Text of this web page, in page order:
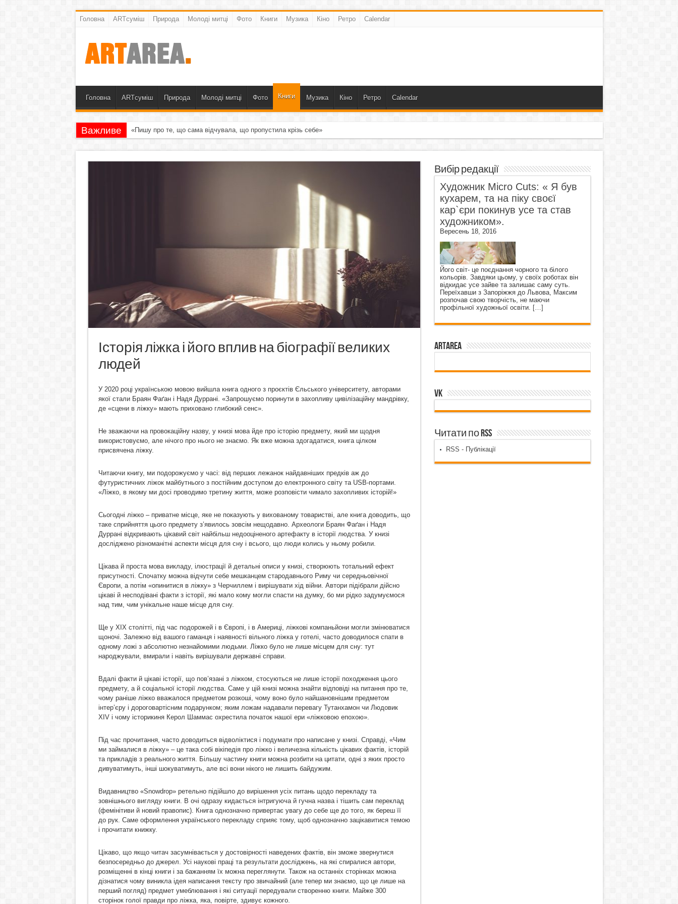
Головна ARTсуміш Природа Молоді митці Фото Книги Музика Кіно Ретро Calendar
Головна ARTсуміш Природа Молоді митці Фото Книги Музика Кіно Ретро Calendar
Важливе «Пишу про те, що сама відчувала, що пропустила крізь себе»
Історія ліжка і його вплив на біографії великих
людей
У 2020 році українською мовою вийшла книга одного з проєктів Єльського університету, авторами
якої стали Браян Фаґан і Надя Дуррані. «Запрошуємо поринути в захопливу цивілізаційну мандрівку,
де «сцени в ліжку» мають приховано глибокий сенс».
Не зважаючи на провокаційну назву, у книзі мова йде про історію предмету, який ми щодня
використовуємо, але нічого про нього не знаємо. Як вже можна здогадатися, книга цілком
присвячена ліжку.
Читаючи книгу, ми подорожуємо у часі: від перших лежанок найдавніших предків аж до
футуристичних ліжок майбутнього з постійним доступом до електронного світу та USB-портами.
«Ліжко, в якому ми досі проводимо третину життя, може розповісти чимало захопливих історій!»
Сьогодні ліжко – приватне місце, яке не показують у вихованому товаристві, але книга доводить, що
таке сприйняття цього предмету з’явилось зовсім нещодавно. Археологи Браян Фаґан і Надя
Дуррані відкривають цікавий світ найбільш недооціненого артефакту в історії людства. У книзі
досліджено різноманітні аспекти місця для сну і всього, що люди колись у ньому робили.
Цікава й проста мова викладу, ілюстрації й детальні описи у книзі, створюють тотальний ефект
присутності. Спочатку можна відчути себе мешканцем стародавнього Риму чи середньовічної
Європи, а потім «опинитися в ліжку» з Черчиллем і вирішувати хід війни. Автори підібрали дійсно
цікаві й несподівані факти з історії, які мало кому могли спасти на думку, бо ми рідко задумуємося
над тим, чим унікальне наше місце для сну.
Ще у XIX столітті, під час подорожей і в Європі, і в Америці, ліжкові компаньйони могли змінюватися
щоночі. Залежно від вашого гаманця і наявності вільного ліжка у готелі, часто доводилося спати в
одному ложі з абсолютно незнайомими людьми. Ліжко було не лише місцем для сну: тут
народжували, вмирали і навіть вирішували державні справи.
Вдалі факти й цікаві історії, що пов’язані з ліжком, стосуються не лише історії походження цього
предмету, а й соціальної історії людства. Саме у цій книзі можна знайти відповіді на питання про те,
чому раніше ліжко вважалося предметом розкоші, чому воно було найшановнішим предметом
інтер’єру і дороговартісним подарунком; яким ложам надавали перевагу Тутанхамон чи Людовик
XIV і чому історикиня Керол Шаммас охрестила початок нашої ери «ліжковою епохою».
Під час прочитання, часто доводиться відволіктися і подумати про написане у книзі. Справді, «Чим
ми займалися в ліжку» – це така собі вікіпедія про ліжко і величезна кількість цікавих фактів, історій
та прикладів з реального життя. Більшу частину книги можна розбити на цитати, одні з яких просто
дивуватимуть, інші шокуватимуть, але всі вони нікого не лишить байдужим.
Видавництво «Snowdrop» ретельно підійшло до вирішення усіх питань щодо перекладу та
зовнішнього вигляду книги. В очі одразу кидається інтригуюча й гучна назва і тішить сам переклад
(фемінітиви й новий правопис). Книга однозначно привертає увагу до себе ще до того, як береш її
до рук. Саме оформлення українського перекладу сприяє тому, щоб однозначно зацікавитися темою
і прочитати книжку.
Цікаво, що якщо читач засумнівається у достовірності наведених фактів, він зможе звернутися
безпосередньо до джерел. Усі наукові праці та результати досліджень, на які спиралися автори,
розміщенні в кінці книги і за бажанням їх можна переглянути. Також на останніх сторінках можна
дізнатися чому виникла ідея написання тексту про звичайний (але тепер ми знаємо, що це лише на
перший погляд) предмет умеблювання і які ситуації передували створенню книги. Майже 300
сторінок голої правди про ліжка, яка, повірте, здивує кожного.
Вибір редакції
Художник Micro Cuts: « Я був
кухарем, та на піку своєї
кар`єри покинув усе та став
художником».
Вересень 18, 2016
Його світ- це поєднання чорного та білого
кольорів. Завдяки цьому, у своїх роботах він
відкидає усе зайве та залишає саму суть.
Переїхавши з Запоріжжя до Львова, Максим
розпочав свою творчість, не маючи
профільної художньої освіти. […]
ArtArea
VK
Читати по RSS
RSS - Публікації